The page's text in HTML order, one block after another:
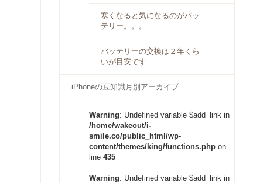
寒くなると気になるのがバッ
テリー。。。
バッテリーの交換は２年くら
いが目安です
iPhoneの豆知識月別アーカイブ
Warning: Undefined variable $add_link in
/home/wakeout/i-
smile.co/public_html/wp-
content/themes/king/functions.phpon
line 435
Warning: Undefined variable $add_link in